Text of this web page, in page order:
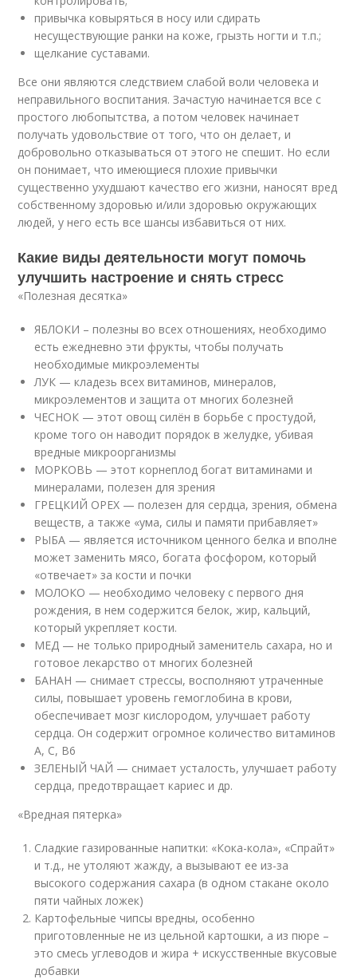
привычка ковыряться в носу или сдирать
несуществующие ранки на коже, грызть ногти и т.п.;
щелкание суставами.
Все они являются следствием слабой воли человека и
неправильного воспитания. Зачастую начинается все с
простого любопытства, а потом человек начинает
получать удовольствие от того, что он делает, и
добровольно отказываться от этого не спешит. Но если
он понимает, что имеющиеся плохие привычки
существенно ухудшают качество его жизни, наносят вред
собственному здоровью и/или здоровью окружающих
людей, у него есть все шансы избавиться от них.
Какие виды деятельности могут помочь
улучшить настроение и снять стресс
«Полезная десятка»
ЯБЛОКИ – полезны во всех отношениях, необходимо
есть ежедневно эти фрукты, чтобы получать
необходимые микроэлементы
ЛУК — кладезь всех витаминов, минералов,
микроэлементов и защита от многих болезней
ЧЕСНОК — этот овощ силён в борьбе с простудой,
кроме того он наводит порядок в желудке, убивая
вредные микроорганизмы
МОРКОВЬ — этот корнеплод богат витаминами и
минералами, полезен для зрения
ГРЕЦКИЙ ОРЕХ — полезен для сердца, зрения, обмена
веществ, а также «ума, силы и памяти прибавляет»
РЫБА — является источником ценного белка и вполне
может заменить мясо, богата фосфором, который
«отвечает» за кости и почки
МОЛОКО — необходимо человеку с первого дня
рождения, в нем содержится белок, жир, кальций,
который укрепляет кости.
МЕД — не только природный заменитель сахара, но и
готовое лекарство от многих болезней
БАНАН — снимает стрессы, восполняют утраченные
силы, повышает уровень гемоглобина в крови,
обеспечивает мозг кислородом, улучшает работу
сердца. Он содержит огромное количество витаминов
А, С, В6
ЗЕЛЕНЫЙ ЧАЙ — снимает усталость, улучшает работу
сердца, предотвращает кариес и др.
«Вредная пятерка»
Сладкие газированные напитки: «Кока-кола», «Спрайт»
и т.д., не утоляют жажду, а вызывают ее из-за
высокого содержания сахара (в одном стакане около
пяти чайных ложек)
Картофельные чипсы вредны, особенно
приготовленные не из цельной картошки, а из пюре –
это смесь углеводов и жира + искусственные вкусовые
добавки